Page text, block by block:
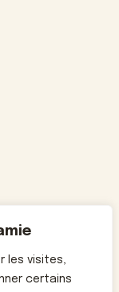
les visites,
certains